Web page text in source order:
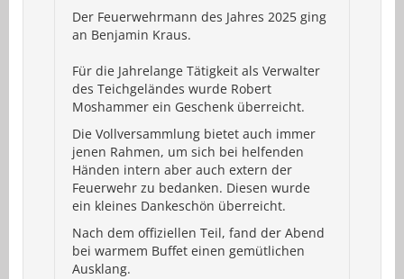
Der Feuerwehrmann des Jahres 2025 ging
an Benjamin Kraus.
Für die Jahrelange Tätigkeit als Verwalter
des Teichgeländes wurde Robert
Moshammer ein Geschenk überreicht.
Die Vollversammlung bietet auch immer
jenen Rahmen, um sich bei helfenden
Händen intern aber auch extern der
Feuerwehr zu bedanken. Diesen wurde
ein kleines Dankeschön überreicht.
Nach dem offiziellen Teil, fand der Abend
bei warmem Buffet einen gemütlichen
Ausklang.